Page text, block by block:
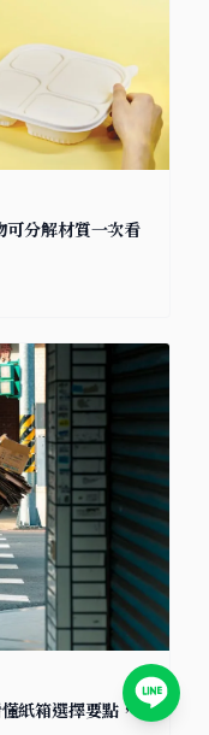
可分解材質一次看
紙箱選擇要點，